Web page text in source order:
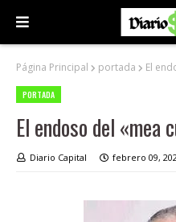
Página Principal portada El
PORTADA
El endoso del «mea
Diario Capital febrero 09,